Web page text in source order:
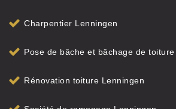
Charpentier Lenningen
Pose de bâche et bâchage de
Rénovation toiture Lenningen